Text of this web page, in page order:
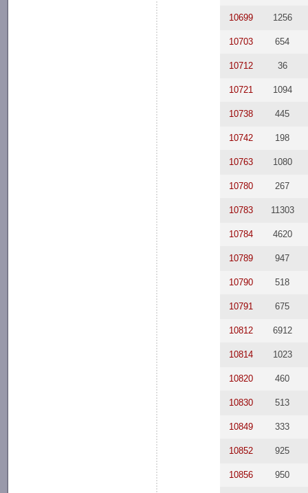
10699 1256
10703 654
10712 36
10721 1094
10738 445
10742 198
10763 1080
10780 267
10783 11303
10784 4620
10789 947
10790 518
10791 675
10812 6912
10814 1023
10820 460
10830 513
10849 333
10852 925
10856 950